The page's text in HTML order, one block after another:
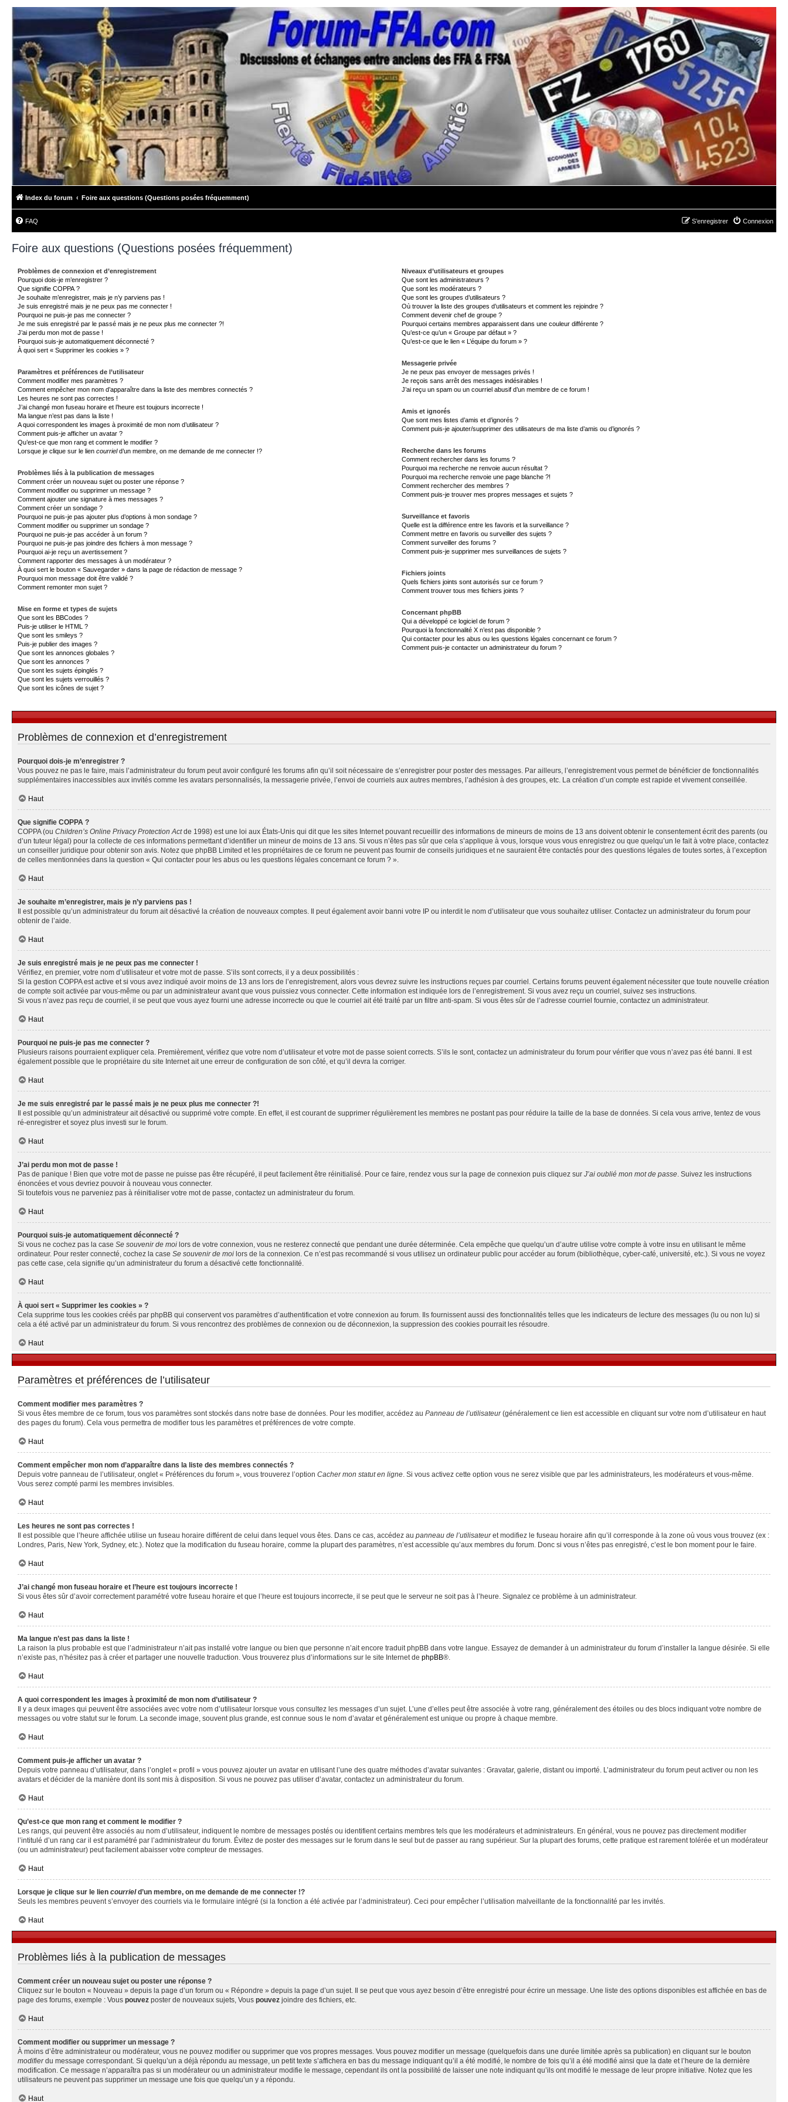
Index du forum Foire aux questions (Questions posées fréquemment)
FAQ Connexion
S’enregistrer
Foire aux questions (Questions posées fréquemment)
Problèmes de connexion et d’enregistrement
Pourquoi dois-je m’enregistrer ?
Que signifie COPPA ?
Je souhaite m’enregistrer, mais je n’y parviens pas !
Je suis enregistré mais je ne peux pas me connecter !
Pourquoi ne puis-je pas me connecter ?
Je me suis enregistré par le passé mais je ne peux plus me connecter ?!
J’ai perdu mon mot de passe !
Pourquoi suis-je automatiquement déconnecté ?
À quoi sert « Supprimer les cookies » ?
Paramètres et préférences de l’utilisateur
Comment modifier mes paramètres ?
Comment empêcher mon nom d’apparaître dans la liste des membres connectés ?
Les heures ne sont pas correctes !
J’ai changé mon fuseau horaire et l’heure est toujours incorrecte !
Ma langue n’est pas dans la liste !
A quoi correspondent les images à proximité de mon nom d’utilisateur ?
Comment puis-je afficher un avatar ?
Qu’est-ce que mon rang et comment le modifier ?
Lorsque je clique sur le lien courrield’un membre, on me demande de me connecter !?
Problèmes liés à la publication de messages
Comment créer un nouveau sujet ou poster une réponse ?
Comment modifier ou supprimer un message ?
Comment ajouter une signature à mes messages ?
Comment créer un sondage ?
Pourquoi ne puis-je pas ajouter plus d’options à mon sondage ?
Comment modifier ou supprimer un sondage ?
Pourquoi ne puis-je pas accéder à un forum ?
Pourquoi ne puis-je pas joindre des fichiers à mon message ?
Pourquoi ai-je reçu un avertissement ?
Comment rapporter des messages à un modérateur ?
À quoi sert le bouton « Sauvegarder » dans la page de rédaction de message ?
Pourquoi mon message doit être validé ?
Comment remonter mon sujet ?
Mise en forme et types de sujets
Que sont les BBCodes ?
Puis-je utiliser le HTML ?
Que sont les smileys ?
Puis-je publier des images ?
Que sont les annonces globales ?
Que sont les annonces ?
Que sont les sujets épinglés ?
Que sont les sujets verrouillés ?
Que sont les icônes de sujet ?
Niveaux d’utilisateurs et groupes
Que sont les administrateurs ?
Que sont les modérateurs ?
Que sont les groupes d’utilisateurs ?
Où trouver la liste des groupes d’utilisateurs et comment les rejoindre ?
Comment devenir chef de groupe ?
Pourquoi certains membres apparaissent dans une couleur différente ?
Qu’est-ce qu’un « Groupe par défaut » ?
Qu’est-ce que le lien « L’équipe du forum » ?
Messagerie privée
Je ne peux pas envoyer de messages privés !
Je reçois sans arrêt des messages indésirables !
J’ai reçu un spam ou un courriel abusif d’un membre de ce forum !
Amis et ignorés
Que sont mes listes d’amis et d’ignorés ?
Comment puis-je ajouter/supprimer des utilisateurs de ma liste d’amis ou d’ignorés ?
Recherche dans les forums
Comment rechercher dans les forums ?
Pourquoi ma recherche ne renvoie aucun résultat ?
Pourquoi ma recherche renvoie une page blanche ?!
Comment rechercher des membres ?
Comment puis-je trouver mes propres messages et sujets ?
Surveillance et favoris
Quelle est la différence entre les favoris et la surveillance ?
Comment mettre en favoris ou surveiller des sujets ?
Comment surveiller des forums ?
Comment puis-je supprimer mes surveillances de sujets ?
Fichiers joints
Quels fichiers joints sont autorisés sur ce forum ?
Comment trouver tous mes fichiers joints ?
Concernant phpBB
Qui a développé ce logiciel de forum ?
Pourquoi la fonctionnalité X n’est pas disponible ?
Qui contacter pour les abus ou les questions légales concernant ce forum ?
Comment puis-je contacter un administrateur du forum ?
Problèmes de connexion et d’enregistrement
Pourquoi dois-je m’enregistrer ?
Vous pouvez ne pas le faire, mais l’administrateur du forum peut avoir configuré les forums afin qu’il soit nécessaire de s’enregistrer pour poster des messages. Par ailleurs, l’enregistrement vous permet de bénéficier de fonctionnalités
supplémentaires inaccessibles aux invités comme les avatars personnalisés, la messagerie privée, l’envoi de courriels aux autres membres, l’adhésion à des groupes, etc. La création d’un compte est rapide et vivement conseillée.
Haut
Que signifie COPPA ?
COPPA (ou Children’s Online Privacy Protection Actde 1998) est une loi aux États-Unis qui dit que les sites Internet pouvant recueillir des informations de mineurs de moins de 13 ans doivent obtenir le consentement écrit des parents (ou
d’un tuteur légal) pour la collecte de ces informations permettant d’identifier un mineur de moins de 13 ans. Si vous n’êtes pas sûr que cela s’applique à vous, lorsque vous vous enregistrez ou que quelqu’un le fait à votre place, contactez
un conseiller juridique pour obtenir son avis. Notez que phpBB Limited et les propriétaires de ce forum ne peuvent pas fournir de conseils juridiques et ne sauraient être contactés pour des questions légales de toutes sortes, à l’exception
de celles mentionnées dans la question « Qui contacter pour les abus ou les questions légales concernant ce forum ? ».
Haut
Je souhaite m’enregistrer, mais je n’y parviens pas !
Il est possible qu’un administrateur du forum ait désactivé la création de nouveaux comptes. Il peut également avoir banni votre IP ou interdit le nom d’utilisateur que vous souhaitez utiliser. Contactez un administrateur du forum pour
obtenir de l’aide.
Haut
Je suis enregistré mais je ne peux pas me connecter !
Vérifiez, en premier, votre nom d’utilisateur et votre mot de passe. S’ils sont corrects, il y a deux possibilités :
Si la gestion COPPA est active et si vous avez indiqué avoir moins de 13 ans lors de l’enregistrement, alors vous devrez suivre les instructions reçues par courriel. Certains forums peuvent également nécessiter que toute nouvelle création
de compte soit activée par vous-même ou par un administrateur avant que vous puissiez vous connecter. Cette information est indiquée lors de l’enregistrement. Si vous avez reçu un courriel, suivez ses instructions.
Si vous n’avez pas reçu de courriel, il se peut que vous ayez fourni une adresse incorrecte ou que le courriel ait été traité par un filtre anti-spam. Si vous êtes sûr de l’adresse courriel fournie, contactez un administrateur.
Haut
Pourquoi ne puis-je pas me connecter ?
Plusieurs raisons pourraient expliquer cela. Premièrement, vérifiez que votre nom d’utilisateur et votre mot de passe soient corrects. S’ils le sont, contactez un administrateur du forum pour vérifier que vous n’avez pas été banni. Il est
également possible que le propriétaire du site Internet ait une erreur de configuration de son côté, et qu’il devra la corriger.
Haut
Je me suis enregistré par le passé mais je ne peux plus me connecter ?!
Il est possible qu’un administrateur ait désactivé ou supprimé votre compte. En effet, il est courant de supprimer régulièrement les membres ne postant pas pour réduire la taille de la base de données. Si cela vous arrive, tentez de vous
ré-enregistrer et soyez plus investi sur le forum.
Haut
J’ai perdu mon mot de passe !
Pas de panique ! Bien que votre mot de passe ne puisse pas être récupéré, il peut facilement être réinitialisé. Pour ce faire, rendez vous sur la page de connexion puis cliquez sur J’ai oublié mon mot de passe. Suivez les instructions
énoncées et vous devriez pouvoir à nouveau vous connecter.
Si toutefois vous ne parveniez pas à réinitialiser votre mot de passe, contactez un administrateur du forum.
Haut
Pourquoi suis-je automatiquement déconnecté ?
Si vous ne cochez pas la case Se souvenir de moi lors de votre connexion, vous ne resterez connecté que pendant une durée déterminée. Cela empêche que quelqu’un d’autre utilise votre compte à votre insu en utilisant le même
ordinateur. Pour rester connecté, cochez la case Se souvenir de moi lors de la connexion. Ce n’est pas recommandé si vous utilisez un ordinateur public pour accéder au forum (bibliothèque, cyber-café, université, etc.). Si vous ne voyez
pas cette case, cela signifie qu’un administrateur du forum a désactivé cette fonctionnalité.
Haut
À quoi sert « Supprimer les cookies » ?
Cela supprime tous les cookies créés par phpBB qui conservent vos paramètres d’authentification et votre connexion au forum. Ils fournissent aussi des fonctionnalités telles que les indicateurs de lecture des messages (lu ou non lu) si
cela a été activé par un administrateur du forum. Si vous rencontrez des problèmes de connexion ou de déconnexion, la suppression des cookies pourrait les résoudre.
Haut
Paramètres et préférences de l’utilisateur
Comment modifier mes paramètres ?
Si vous êtes membre de ce forum, tous vos paramètres sont stockés dans notre base de données. Pour les modifier, accédez au Panneau de l’utilisateur(généralement ce lien est accessible en cliquant sur votre nom d’utilisateur en haut
des pages du forum). Cela vous permettra de modifier tous les paramètres et préférences de votre compte.
Haut
Comment empêcher mon nom d’apparaître dans la liste des membres connectés ?
Depuis votre panneau de l’utilisateur, onglet « Préférences du forum », vous trouverez l’option Cacher mon statut en ligne. Si vous activez cette option vous ne serez visible que par les administrateurs, les modérateurs et vous-même.
Vous serez compté parmi les membres invisibles.
Haut
Les heures ne sont pas correctes !
Il est possible que l’heure affichée utilise un fuseau horaire différent de celui dans lequel vous êtes. Dans ce cas, accédez au panneau de l’utilisateuret modifiez le fuseau horaire afin qu’il corresponde à la zone où vous vous trouvez (ex :
Londres, Paris, New York, Sydney, etc.). Notez que la modification du fuseau horaire, comme la plupart des paramètres, n’est accessible qu’aux membres du forum. Donc si vous n’êtes pas enregistré, c’est le bon moment pour le faire.
Haut
J’ai changé mon fuseau horaire et l’heure est toujours incorrecte !
Si vous êtes sûr d’avoir correctement paramétré votre fuseau horaire et que l’heure est toujours incorrecte, il se peut que le serveur ne soit pas à l’heure. Signalez ce problème à un administrateur.
Haut
Ma langue n’est pas dans la liste !
La raison la plus probable est que l’administrateur n’ait pas installé votre langue ou bien que personne n’ait encore traduit phpBB dans votre langue. Essayez de demander à un administrateur du forum d’installer la langue désirée. Si elle
n’existe pas, n’hésitez pas à créer et partager une nouvelle traduction. Vous trouverez plus d’informations sur le site Internet de phpBB®.
Haut
A quoi correspondent les images à proximité de mon nom d’utilisateur ?
Il y a deux images qui peuvent être associées avec votre nom d’utilisateur lorsque vous consultez les messages d’un sujet. L’une d’elles peut être associée à votre rang, généralement des étoiles ou des blocs indiquant votre nombre de
messages ou votre statut sur le forum. La seconde image, souvent plus grande, est connue sous le nom d’avatar et généralement est unique ou propre à chaque membre.
Haut
Comment puis-je afficher un avatar ?
Depuis votre panneau d’utilisateur, dans l’onglet « profil » vous pouvez ajouter un avatar en utilisant l’une des quatre méthodes d’avatar suivantes : Gravatar, galerie, distant ou importé. L’administrateur du forum peut activer ou non les
avatars et décider de la manière dont ils sont mis à disposition. Si vous ne pouvez pas utiliser d’avatar, contactez un administrateur du forum.
Haut
Qu’est-ce que mon rang et comment le modifier ?
Les rangs, qui peuvent être associés au nom d’utilisateur, indiquent le nombre de messages postés ou identifient certains membres tels que les modérateurs et administrateurs. En général, vous ne pouvez pas directement modifier
l’intitulé d’un rang car il est paramétré par l’administrateur du forum. Évitez de poster des messages sur le forum dans le seul but de passer au rang supérieur. Sur la plupart des forums, cette pratique est rarement tolérée et un modérateur
(ou un administrateur) peut facilement abaisser votre compteur de messages.
Haut
Lorsque je clique sur le lien courrield’un membre, on me demande de me connecter !?
Seuls les membres peuvent s’envoyer des courriels via le formulaire intégré (si la fonction a été activée par l’administrateur). Ceci pour empêcher l’utilisation malveillante de la fonctionnalité par les invités.
Haut
Problèmes liés à la publication de messages
Comment créer un nouveau sujet ou poster une réponse ?
Cliquez sur le bouton « Nouveau » depuis la page d’un forum ou « Répondre » depuis la page d’un sujet. Il se peut que vous ayez besoin d’être enregistré pour écrire un message. Une liste des options disponibles est affichée en bas de
page des forums, exemple : Vous pouvez poster de nouveaux sujets, Vous pouvez joindre des fichiers, etc.
Haut
Comment modifier ou supprimer un message ?
À moins d’être administrateur ou modérateur, vous ne pouvez modifier ou supprimer que vos propres messages. Vous pouvez modifier un message (quelquefois dans une durée limitée après sa publication) en cliquant sur le bouton
modifierdu message correspondant. Si quelqu’un a déjà répondu au message, un petit texte s’affichera en bas du message indiquant qu’il a été modifié, le nombre de fois qu’il a été modifié ainsi que la date et l’heure de la dernière
modification. Ce message n’apparaîtra pas si un modérateur ou un administrateur modifie le message, cependant ils ont la possibilité de laisser une note indiquant qu’ils ont modifié le message de leur propre initiative. Notez que les
utilisateurs ne peuvent pas supprimer un message une fois que quelqu’un y a répondu.
Haut